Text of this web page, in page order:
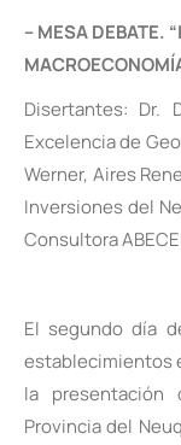
– MESA DEBATE.
Disertantes: Dr.
Excelencia de
Werner, Aires
Inversiones del
Consultora
El segundo día
establecimientos
la
Provincia del